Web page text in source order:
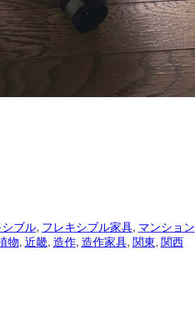
ブル, フレキシブル家具, マンション
物, 近畿, 造作, 造作家具, 関東, 関西